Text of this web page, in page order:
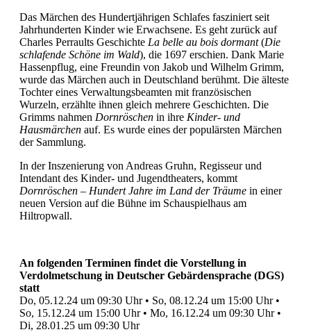
Das Märchen des Hundertjährigen Schlafes fasziniert seit
Jahrhunderten Kinder wie Erwachsene. Es geht zurück auf
Charles Perraults Geschichte La belle au bois dormant(Die
schlafende Schöne im Wald), die 1697 erschien. Dank Marie
Hassenpflug, eine Freundin von Jakob und Wilhelm Grimm,
wurde das Märchen auch in Deutschland berühmt. Die älteste
Tochter eines Verwaltungsbeamten mit französischen
Wurzeln, erzählte ihnen gleich mehrere Geschichten. Die
Grimms nahmen Dornröschen in ihre Kinder- und
Hausmärchen auf. Es wurde eines der populärsten Märchen
der Sammlung.
In der Inszenierung von Andreas Gruhn, Regisseur und
Intendant des Kinder- und Jugendtheaters, kommt
Dornröschen – Hundert Jahre im Land der Träume in einer
neuen Version auf die Bühne im Schauspielhaus am
Hiltropwall.
An folgenden Terminen findet die Vorstellung in
Verdolmetschung in Deutscher Gebärdensprache (DGS)
statt
Do, 05.12.24 um 09:30 Uhr • So, 08.12.24 um 15:00 Uhr •
So, 15.12.24 um 15:00 Uhr • Mo, 16.12.24 um 09:30 Uhr •
Di, 28.01.25 um 09:30 Uhr